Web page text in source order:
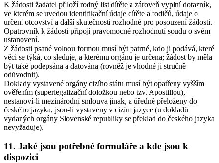
K žádosti žadatel přiloží rodný list dítěte a zároveň vyplní dotazník,
ve kterém se uvedou identifikační údaje dítěte a rodičů, údaje o
určení otcovství a další skutečnosti rozhodné pro posouzení žádosti.
Opatrovník k žádosti připojí pravomocné rozhodnutí soudu o svém
ustanovení.
Z žádosti psané volnou formou musí být patrné, kdo ji podává, které
věci se týká, co sleduje, a kterému orgánu je určena; žádost by měla
být také podepsána a datována (rovněž je vhodné ji stručně
odůvodnit).
Doklady vystavené orgány cizího státu musí být opatřeny vyšším
ověřením (superlegalizační doložkou nebo tzv. Apostillou),
nestanoví-li mezinárodní smlouva jinak, a úředně přeloženy do
českého jazyka, jsou-li vystaveny v cizím jazyce (u dokladů
vydaných orgány Slovenské republiky se překlad do českého jazyka
nevyžaduje).
11. Jaké jsou potřebné formuláře a kde jsou k
dispozici